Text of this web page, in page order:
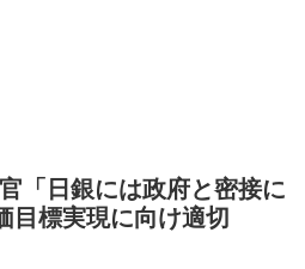
「日銀には政府と密接に
目標実現に向け適切